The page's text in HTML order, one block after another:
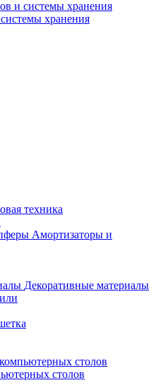
хранения
техника
Амортизаторы и
Декоративные материалы
столов